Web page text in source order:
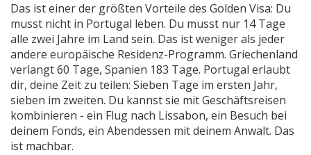
Das ist einer der größten Vorteile des Golden Visa: Du
musst nicht in Portugal leben. Du musst nur 14 Tage
alle zwei Jahre im Land sein. Das ist weniger als jeder
andere europäische Residenz-Programm. Griechenland
verlangt 60 Tage, Spanien 183 Tage. Portugal erlaubt
dir, deine Zeit zu teilen: Sieben Tage im ersten Jahr,
sieben im zweiten. Du kannst sie mit Geschäftsreisen
kombinieren - ein Flug nach Lissabon, ein Besuch bei
deinem Fonds, ein Abendessen mit deinem Anwalt. Das
ist machbar.